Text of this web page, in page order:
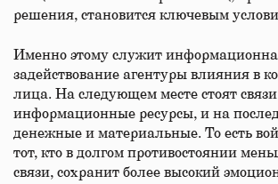
решения, становится ключевым
Именно этому служит
задействование агентуры влияния в
лица. На следующем месте стоят
информационные ресурсы, и на
денежные и материальные. То есть
тот, кто в долгом противостоянии
связи, сохранит более высокий